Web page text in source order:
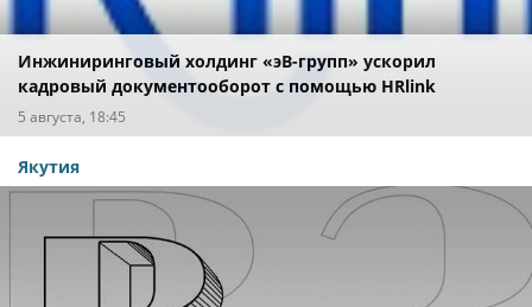
Инжиниринговый холдинг «эВ-групп» ускорил
кадровый документооборот с помощью HRlink
5 августа, 18:45
Якутия